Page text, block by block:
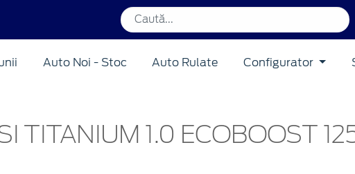
Auto Noi - Stoc Auto Rulate Configurator
TITANIUM 1.0 ECOBOOST